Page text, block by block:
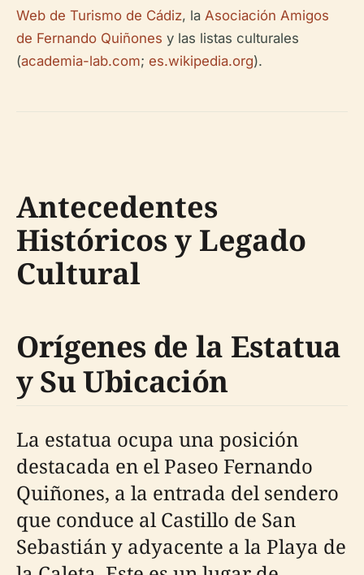
Web de Turismo de Cádiz, la Asociación Amigos
de Fernando Quiñones y las listas culturales
(academia-lab.com; es.wikipedia.org).
Antecedentes
Históricos y Legado
Cultural
Orígenes de la Estatua
y Su Ubicación
La estatua ocupa una posición
destacada en el Paseo Fernando
Quiñones, a la entrada del sendero
que conduce al Castillo de San
Sebastián y adyacente a la Playa de